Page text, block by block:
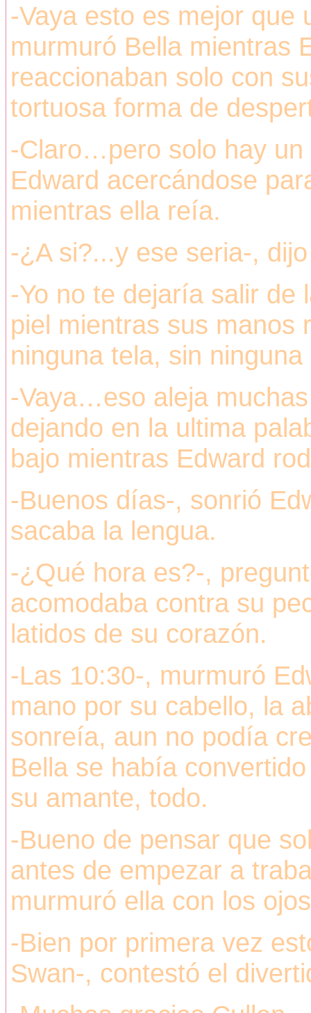
-Vaya esto es mejor que
murmuró Bella mientras
reaccionaban solo con
tortuosa forma de
-Claro…pero solo hay un
Edward acercándose
mientras ella reía.
-¿A si?...y ese seria-,
-Yo no te dejaría salir de
piel mientras sus manos
ninguna tela, sin
-Vaya…eso aleja
dejando en la ultima
bajo mientras Edward
-Buenos días-, sonrió
sacaba la lengua.
-¿Qué hora es?-,
acomodaba contra su
latidos de su corazón.
-Las 10:30-, murmuró
mano por su cabello, la
sonreía, aun no podía
Bella se había
su amante, todo.
-Bueno de pensar que
antes de empezar a
murmuró ella con los
-Bien por primera vez
Swan-, contestó el